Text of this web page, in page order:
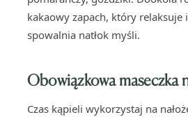
kakaowy zapach, który relaksuje
spowalnia natłok myśli.
Obowiązkowa maseczka
Czas kąpieli wykorzystaj na